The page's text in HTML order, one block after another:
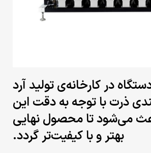
در کارخانه‌ی تولید آرد
ذرت با توجه به دقت این
می‌شود تا محصول نهایی
بهتر و با کیفیت‌تر گردد.